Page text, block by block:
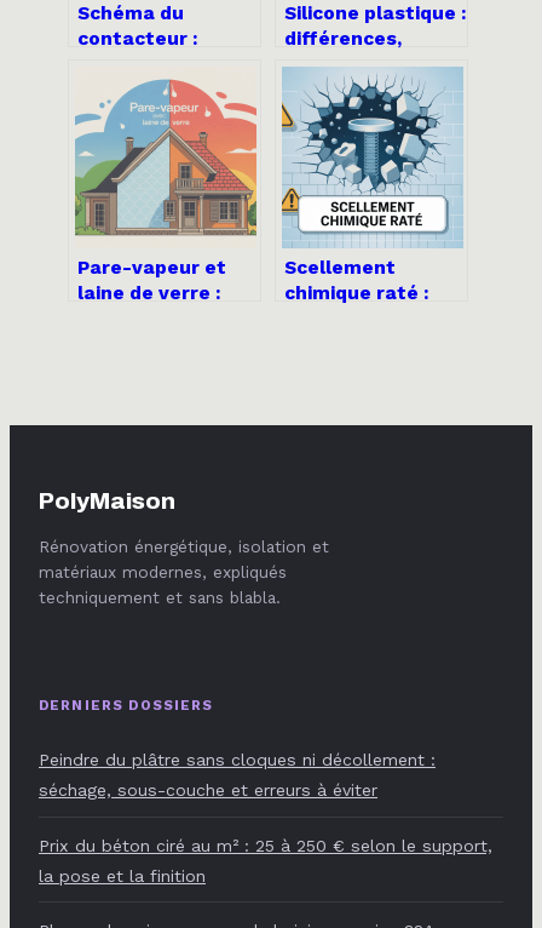
Schéma du
contacteur :
câbler un
contacteur étape
par étape
Silicone plastique :
différences,
usages et choix
pour vos projets
Pare-vapeur et
laine de verre :
Scellement
chimique raté :
PolyMaison
Rénovation énergétique, isolation et
matériaux modernes, expliqués
techniquement et sans blabla.
DERNIERS DOSSIERS
Peindre du plâtre sans cloques ni décollement :
séchage, sous-couche et erreurs à éviter
Prix du béton ciré au m² : 25 à 250 € selon le support,
la pose et la finition